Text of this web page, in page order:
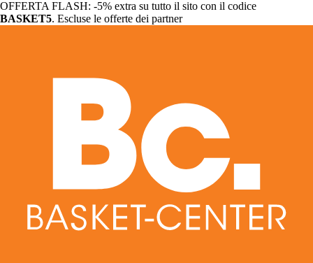
OFFERTA FLASH: -5% extra su tutto il sito con il codice
BASKET5. Escluse le offerte dei partner